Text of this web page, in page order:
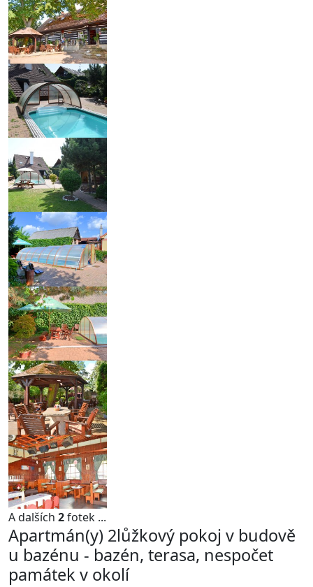
A dalších 2fotek ...
Apartmán(y) 2lůžkový pokoj v budově
u bazénu - bazén, terasa, nespočet
památek v okolí